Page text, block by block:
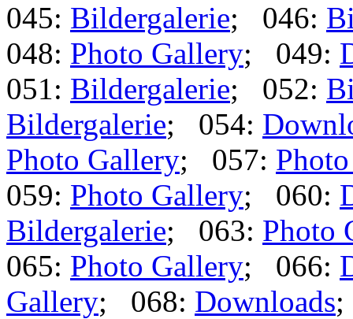
045: Bildergalerie; 046:
048: Photo Gallery; 049:
051: Bildergalerie; 052:
Bildergalerie; 054:
Photo Gallery; 057:
059: Photo Gallery; 060:
Bildergalerie; 063: Photo
065: Photo Gallery; 066:
Gallery; 068: Downloads